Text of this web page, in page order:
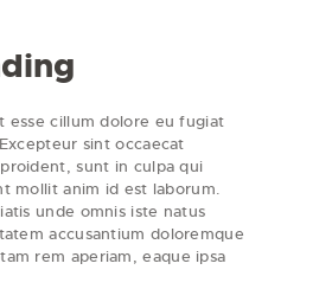
esse cillum dolore eu fugiat
sint occaecat
sunt in culpa qui
mollit anim id est laborum.
unde omnis iste natus
accusantium doloremque
rem aperiam, eaque ipsa